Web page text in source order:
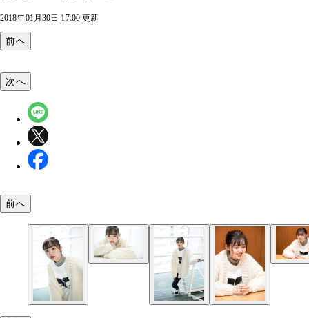
2018年01月30日 17:00 更新
前へ
次へ
前へ